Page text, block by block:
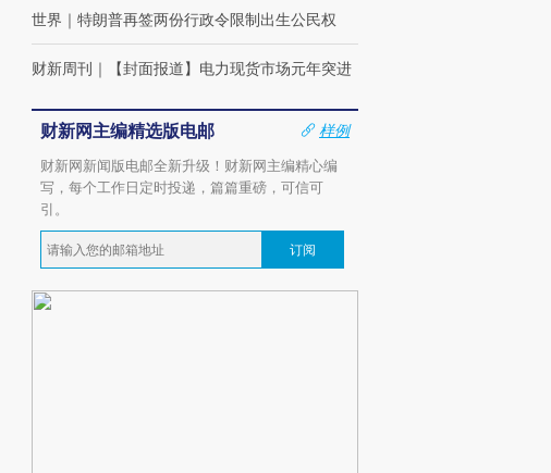
世界 ｜ 特朗普再签两份行政令限制出生公民权
财新周刊 ｜ 【封面报道】电力现货市场元年突进
财新网主编精选版电邮
样例
财新网新闻版电邮全新升级！财新网主编精心编
写，每个工作日定时投递，篇篇重磅，可信可
引。
订阅